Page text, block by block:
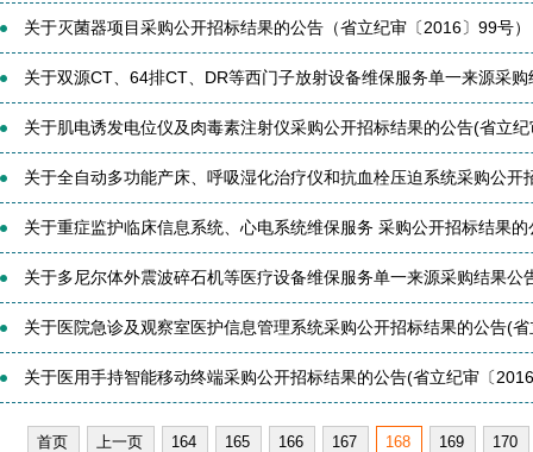
关于灭菌器项目采购公开招标结果的公告（省立纪审〔2016〕99号）
关于双源CT、64排CT、DR等西门子放射设备维保服务单一来源采
关于肌电诱发电位仪及肉毒素注射仪采购公开招标结果的公告(省立
关于全自动多功能产床、呼吸湿化治疗仪和抗血栓压迫系统采购公开
关于重症监护临床信息系统、心电系统维保服务 采购公开招标结果的
关于多尼尔体外震波碎石机等医疗设备维保服务单一来源采购结果公
关于医院急诊及观察室医护信息管理系统采购公开招标结果的公告(
关于医用手持智能移动终端采购公开招标结果的公告(省立纪审〔
首页 上一页 164 165 166 167 168 169 170